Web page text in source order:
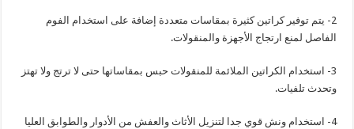
2- يتم توفير كراتين كثيرة بمقاسات متعددة إضافة على استخدام الفوم
الفاصل لمنع ارتجاج الأجهزة والمنقولات.
3- استخدام الكراتين الملائمة للمنقولات حبس بمقاساتها حتى لا ترتج ولا تهتز
وتحدث تلفيات.
4- استخدام ونش قوي جدا لتنزيل الأثاث والعفش من الأدوار والطوابق العليا